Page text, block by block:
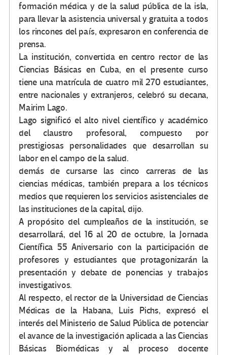
formación médica y de la salud pública de la isla,
para llevar la asistencia universal y gratuita a todos
los rincones del país, expresaron en conferencia de
prensa.
La institución, convertida en centro rector de las
Ciencias Básicas en Cuba, en el presente curso
tiene una matrícula de cuatro mil 270 estudiantes,
entre nacionales y extranjeros, celebró su decana,
Mairim Lago.
Lago significó el alto nivel científico y académico
del claustro profesoral, compuesto por
prestigiosas personalidades que desarrollan su
labor en el campo de la salud.
demás de cursarse las cinco carreras de las
ciencias médicas, también prepara a los técnicos
medios que requieren los servicios asistenciales de
las instituciones de la capital, dijo.
A propósito del cumpleaños de la institución, se
desarrollará, del 16 al 20 de octubre, la Jornada
Científica 55 Aniversario con la participación de
profesores y estudiantes que protagonizarán la
presentación y debate de ponencias y trabajos
investigativos.
Al respecto, el rector de la Universidad de Ciencias
Médicas de la Habana, Luis Pichs, expresó el
interés del Ministerio de Salud Pública de potenciar
el avance de la investigación aplicada a las Ciencias
Básicas Biomédicas y al proceso docente